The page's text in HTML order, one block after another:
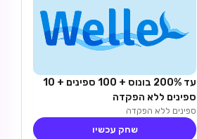
עד 200% בונוס + 100 ספינים + 10
ספינים ללא הפקדה
ספינים ללא הפקדה
שחק עכשיו